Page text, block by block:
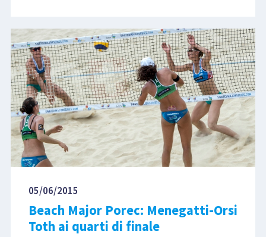
05/06/2015
Beach Major Porec: Menegatti-Orsi
Toth ai quarti di finale